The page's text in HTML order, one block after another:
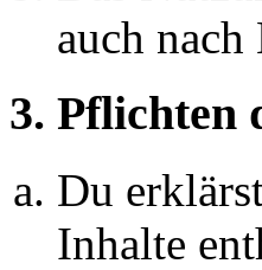
auch
3. Pflichten
Du
Inhalte